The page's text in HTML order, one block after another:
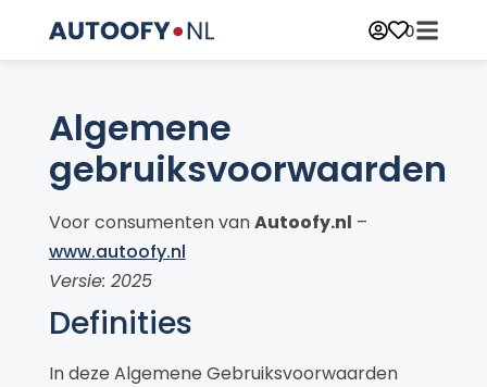
0
Algemene
gebruiksvoorwaarden
Voor consumenten vanAutoofy.nl –
www.autoofy.nl
Versie: 2025
Definities
In deze Algemene Gebruiksvoorwaarden